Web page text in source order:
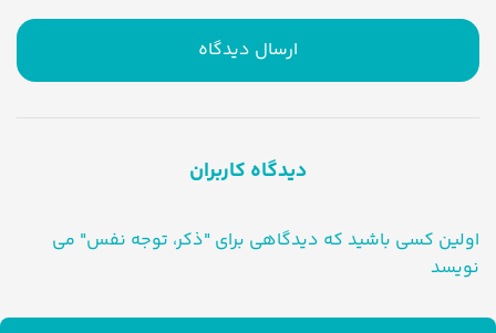
ارسال دیدگاه
دیدگاه کاربران
اولین کسی باشید که دیدگاهی برای "ذکر، توجه نفس" می
نویسد